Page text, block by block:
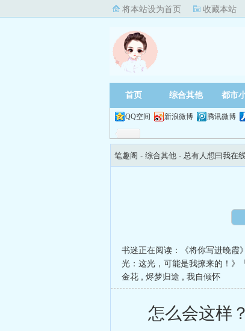
将本站设为首页 收藏本站
首页 综合其他 都市
QQ空间 新浪微博 腾讯微博
笔趣阁 - 综合其他 - 总有人想曰我在
书迷正在阅读： 《将你写进晚霞》
光：这光，可能是我撩来的！》
金花 , 烬梦归途 , 我自倾怀
怎么会这样？